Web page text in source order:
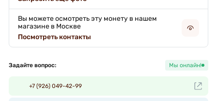
Вы можете осмотреть эту монету в нашем
магазине в Москве
Посмотреть контакты
Задайте вопрос: Мы онлайн!
+7 (926) 049-42-99